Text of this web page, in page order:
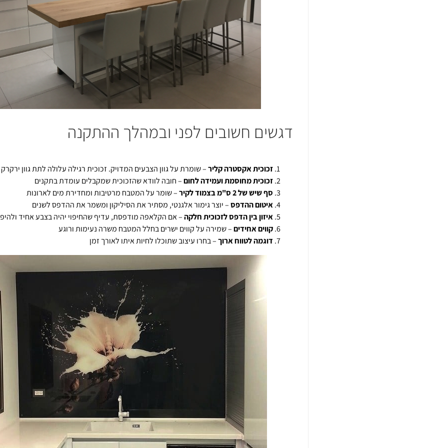
דגשים חשובים לפני ובמהלך ההתקנה
זכוכית אקסטרה קליר– שומרת על גוון הצבעים המדויק. זכוכית רגילה עלולה לתת גוון ירקרק
זכוכית מחוסמת ועמידה לחום– חובה לוודא שהזכוכית שמקבלים עומדת בתקנים
סף שיש של 2 ס"מ בצמוד לקיר
– שומר על המטבח מרטיבות ומחדירת מים לארונות
איטום ההדפס– יוצר גימור אלגנטי, מסתיר את הסיליקון ומשמר את ההדפס לשנים
איזון בין הדפס לזכוכית חלקה– אם הקלאפה מודפסת, עדיף שהחיפוי יהיה בצבע אחיד
קווים אחידים– שמירה על קווים ישרים בחלל המטבח משרה נעימות ורוגע
דוגמה לטווח ארוך– בחרו עיצוב שתוכלו לחיות איתו לאורך זמן